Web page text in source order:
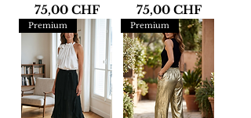
Prix
75,00 CHF Prix
75,00 CHF
Premium Premium